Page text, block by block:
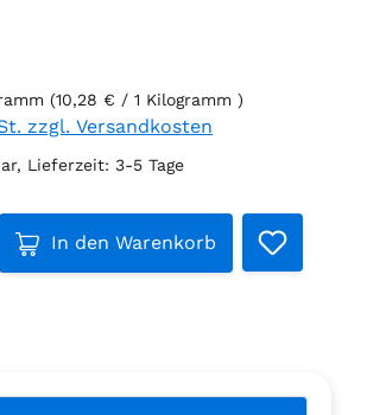
(10,28 € / 1 Kilogramm )
zzgl. Versandkosten
Lieferzeit: 3-5 Tage
Produkt Anzahl: Gib den
In den Warenkorb